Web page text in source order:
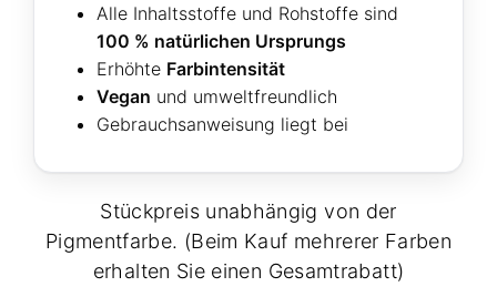
Alle Inhaltsstoffe und Rohstoffe sind
100 % natürlichen Ursprungs
Erhöhte Farbintensität
Vegan und umweltfreundlich
Gebrauchsanweisung liegt bei
Stückpreis unabhängig von der
Pigmentfarbe. (Beim Kauf mehrerer Farben
erhalten Sie einen Gesamtrabatt)